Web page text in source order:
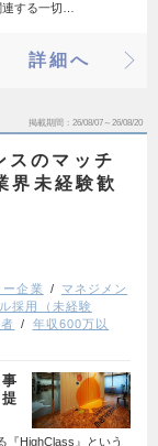
する一切…
詳細へ
掲載期間 26/08/07～26/08/20
スのマッチ
界未経験歓
ー企業
マネジメン
採用（未経験
年収600万以
『HighClass』という